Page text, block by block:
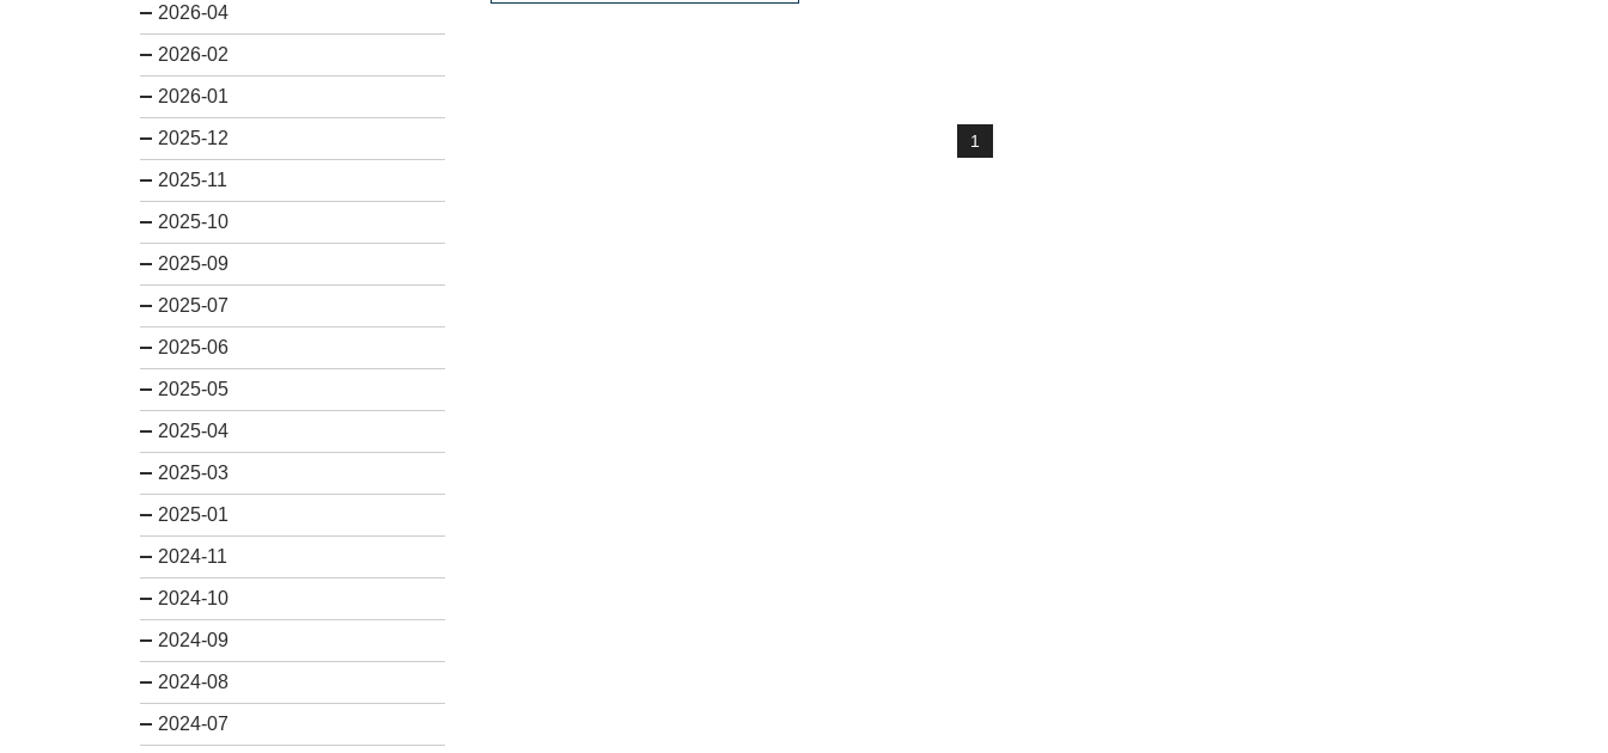
2026-04
2026-02
2026-01
2025-12
2025-11
2025-10
2025-09
2025-07
2025-06
2025-05
2025-04
2025-03
2025-01
2024-11
2024-10
2024-09
2024-08
2024-07
1